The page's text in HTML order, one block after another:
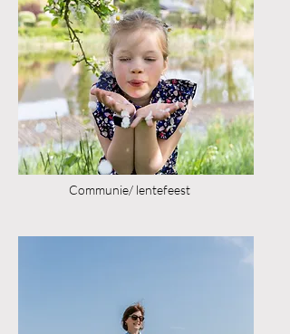
Communie/ lentefeest